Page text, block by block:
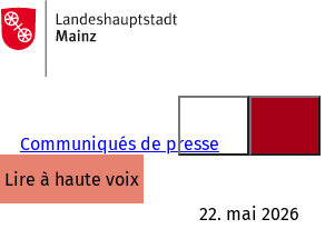
Accéder au contenu
Vers
la
page
d'accueil
Communiqués de presse
lire à haute voix
22. mai 2026